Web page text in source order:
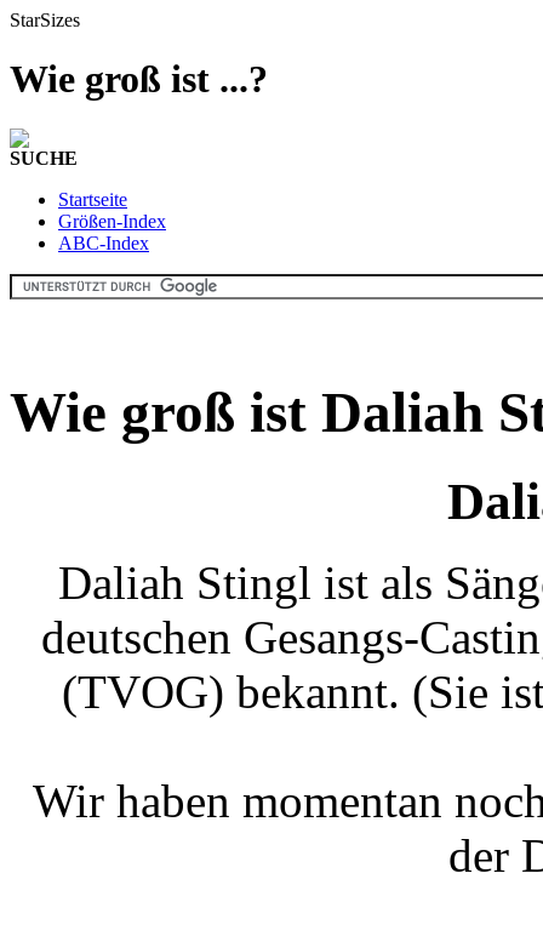
StarSizes
Wie groß ist ...?
SUCHE
Startseite
Größen-Index
ABC-Index
Wie groß ist Daliah
Daliah Stingl ist als
deutschen Gesangs-
(TVOG) bekannt. (Sie
Wir haben momentan
der